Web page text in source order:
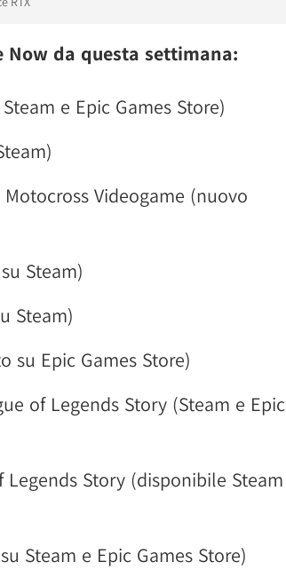
Now da questa settimana:
e Epic Games Store)
Videogame (nuovo
Steam)
Steam)
su Epic Games Store)
of Legends Story (Steam e Epic
Legends Story (disponibile Steam
Steam e Epic Games Store)